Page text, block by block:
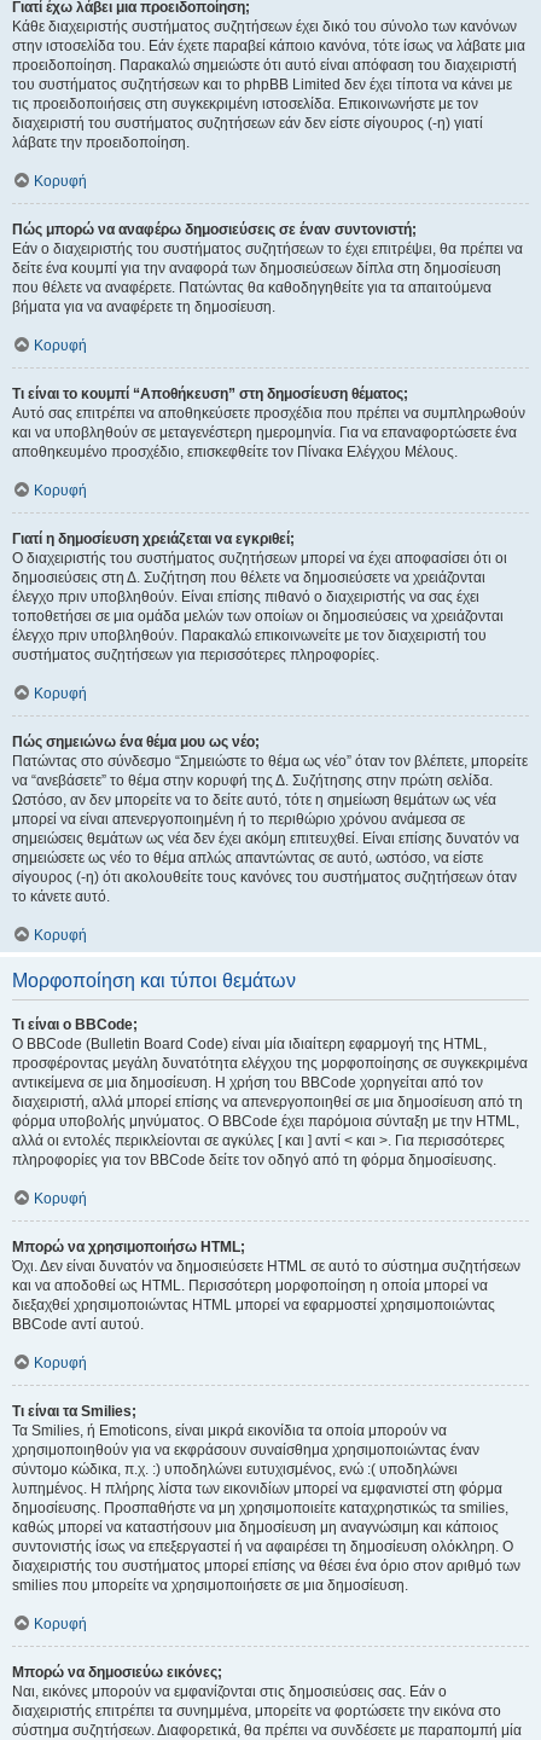
Γιατί έχω λάβει μια προειδοποίηση;
Κάθε διαχειριστής συστήματος συζητήσεων έχει δικό του σύνολο των κανόνων
στην ιστοσελίδα του. Εάν έχετε παραβεί κάποιο κανόνα, τότε ίσως να λάβατε μια
προειδοποίηση. Παρακαλώ σημειώστε ότι αυτό είναι απόφαση του διαχειριστή
του συστήματος συζητήσεων και το phpBB Limited δεν έχει τίποτα να κάνει με
τις προειδοποιήσεις στη συγκεκριμένη ιστοσελίδα. Επικοινωνήστε με τον
διαχειριστή του συστήματος συζητήσεων εάν δεν είστε σίγουρος (-η) γιατί
λάβατε την προειδοποίηση.
Κορυφή
Πώς μπορώ να αναφέρω δημοσιεύσεις σε έναν συντονιστή;
Εάν ο διαχειριστής του συστήματος συζητήσεων το έχει επιτρέψει, θα πρέπει να
δείτε ένα κουμπί για την αναφορά των δημοσιεύσεων δίπλα στη δημοσίευση
που θέλετε να αναφέρετε. Πατώντας θα καθοδηγηθείτε για τα απαιτούμενα
βήματα για να αναφέρετε τη δημοσίευση.
Κορυφή
Τι είναι το κουμπί “Αποθήκευση” στη δημοσίευση θέματος;
Αυτό σας επιτρέπει να αποθηκεύσετε προσχέδια που πρέπει να συμπληρωθούν
και να υποβληθούν σε μεταγενέστερη ημερομηνία. Για να επαναφορτώσετε ένα
αποθηκευμένο προσχέδιο, επισκεφθείτε τον Πίνακα Ελέγχου Μέλους.
Κορυφή
Γιατί η δημοσίευση χρειάζεται να εγκριθεί;
Ο διαχειριστής του συστήματος συζητήσεων μπορεί να έχει αποφασίσει ότι οι
δημοσιεύσεις στη Δ. Συζήτηση που θέλετε να δημοσιεύσετε να χρειάζονται
έλεγχο πριν υποβληθούν. Είναι επίσης πιθανό ο διαχειριστής να σας έχει
τοποθετήσει σε μια ομάδα μελών των οποίων οι δημοσιεύσεις να χρειάζονται
έλεγχο πριν υποβληθούν. Παρακαλώ επικοινωνείτε με τον διαχειριστή του
συστήματος συζητήσεων για περισσότερες πληροφορίες.
Κορυφή
Πώς σημειώνω ένα θέμα μου ως νέο;
Πατώντας στο σύνδεσμο “Σημειώστε το θέμα ως νέο” όταν τον βλέπετε, μπορείτε
να “ανεβάσετε” το θέμα στην κορυφή της Δ. Συζήτησης στην πρώτη σελίδα.
Ωστόσο, αν δεν μπορείτε να το δείτε αυτό, τότε η σημείωση θεμάτων ως νέα
μπορεί να είναι απενεργοποιημένη ή το περιθώριο χρόνου ανάμεσα σε
σημειώσεις θεμάτων ως νέα δεν έχει ακόμη επιτευχθεί. Είναι επίσης δυνατόν να
σημειώσετε ως νέο το θέμα απλώς απαντώντας σε αυτό, ωστόσο, να είστε
σίγουρος (-η) ότι ακολουθείτε τους κανόνες του συστήματος συζητήσεων όταν
το κάνετε αυτό.
Κορυφή
Μορφοποίηση και τύποι θεμάτων
Τι είναι ο BBCode;
Ο BBCode (Bulletin Board Code) είναι μία ιδιαίτερη εφαρμογή της HTML,
προσφέροντας μεγάλη δυνατότητα ελέγχου της μορφοποίησης σε συγκεκριμένα
αντικείμενα σε μια δημοσίευση. Η χρήση του BBCode χορηγείται από τον
διαχειριστή, αλλά μπορεί επίσης να απενεργοποιηθεί σε μια δημοσίευση από τη
φόρμα υποβολής μηνύματος. Ο BBCode έχει παρόμοια σύνταξη με την HTML,
αλλά οι εντολές περικλείονται σε αγκύλες [ και ] αντί < και >. Για περισσότερες
πληροφορίες για τον BBCode δείτε τον οδηγό από τη φόρμα δημοσίευσης.
Κορυφή
Μπορώ να χρησιμοποιήσω HTML;
Όχι. Δεν είναι δυνατόν να δημοσιεύσετε HTML σε αυτό το σύστημα συζητήσεων
και να αποδοθεί ως HTML. Περισσότερη μορφοποίηση η οποία μπορεί να
διεξαχθεί χρησιμοποιώντας HTML μπορεί να εφαρμοστεί χρησιμοποιώντας
BBCode αντί αυτού.
Κορυφή
Τι είναι τα Smilies;
Τα Smilies, ή Emoticons, είναι μικρά εικονίδια τα οποία μπορούν να
χρησιμοποιηθούν για να εκφράσουν συναίσθημα χρησιμοποιώντας έναν
σύντομο κώδικα, π.χ. :) υποδηλώνει ευτυχισμένος, ενώ :( υποδηλώνει
λυπημένος. Η πλήρης λίστα των εικονιδίων μπορεί να εμφανιστεί στη φόρμα
δημοσίευσης. Προσπαθήστε να μη χρησιμοποιείτε καταχρηστικώς τα smilies,
καθώς μπορεί να καταστήσουν μια δημοσίευση μη αναγνώσιμη και κάποιος
συντονιστής ίσως να επεξεργαστεί ή να αφαιρέσει τη δημοσίευση ολόκληρη. Ο
διαχειριστής του συστήματος μπορεί επίσης να θέσει ένα όριο στον αριθμό των
smilies που μπορείτε να χρησιμοποιήσετε σε μια δημοσίευση.
Κορυφή
Μπορώ να δημοσιεύω εικόνες;
Ναι, εικόνες μπορούν να εμφανίζονται στις δημοσιεύσεις σας. Εάν ο
διαχειριστής επιτρέπει τα συνημμένα, μπορείτε να φορτώσετε την εικόνα στο
σύστημα συζητήσεων. Διαφορετικά, θα πρέπει να συνδέσετε με παραπομπή μία